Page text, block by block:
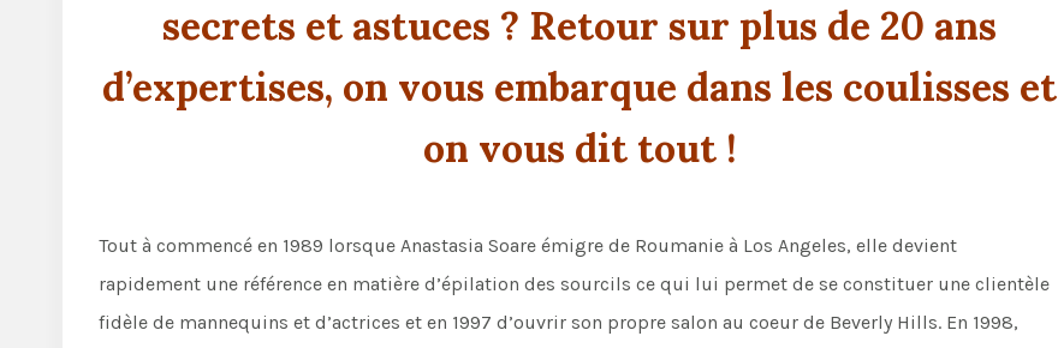
secrets et astuces ? Retour sur plus de 20 ans
d’expertises, on vous embarque dans les coulisses et
on vous dit tout !
Tout à commencé en 1989 lorsque Anastasia Soare émigre de Roumanie à Los Angeles, elle devient
rapidement une référence en matière d’épilation des sourcils ce qui lui permet de se constituer une clientèle
fidèle de mannequins et d’actrices et en 1997 d’ouvrir son propre salon au coeur de Beverly Hills. En 1998,